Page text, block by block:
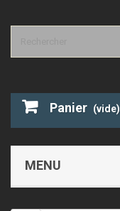
Panier (vide)
MENU